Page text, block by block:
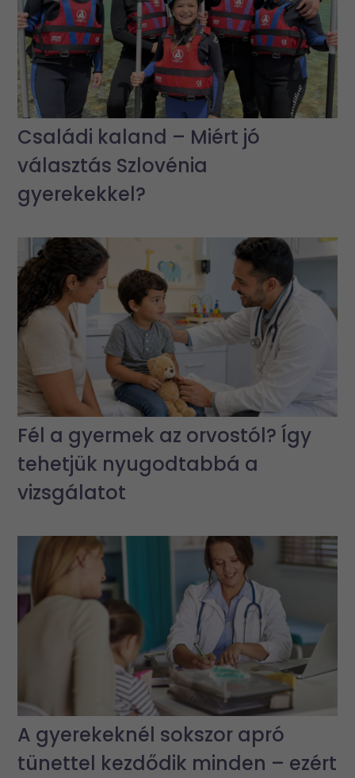
Családi kaland – Miért jó
választás Szlovénia
gyerekekkel?
Fél a gyermek az orvostól? Így
tehetjük nyugodtabbá a
vizsgálatot
A gyerekeknél sokszor apró
tünettel kezdődik minden – ezért